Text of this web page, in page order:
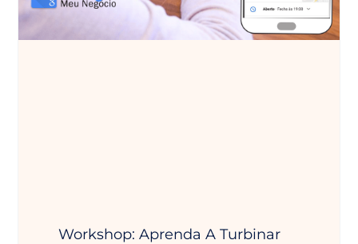
Workshop: Aprenda A Turbinar